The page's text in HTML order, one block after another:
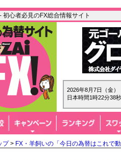
初心者必見のFX総合情報サイト
2026年8月7日（金）
日本時間1時22分40秒
プ> FX・羊飼いの「今日の為替はこれで動